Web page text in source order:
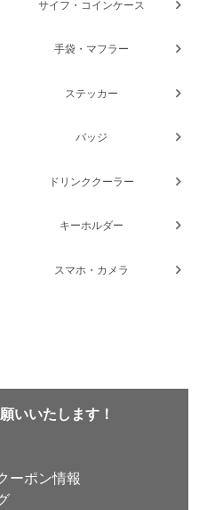
サイフ・コインケース
手袋・マフラー
ステッカー
バッジ
ドリンククーラー
キーホルダー
スマホ・カメラ
いいたします！
ポン情報